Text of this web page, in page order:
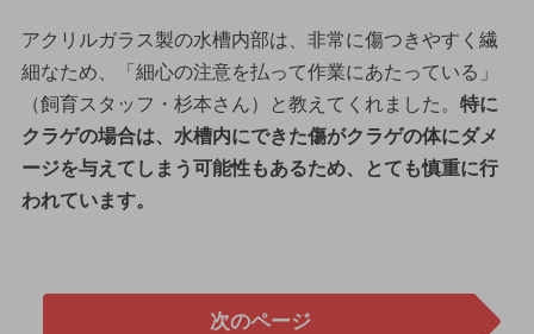
アクリルガラス製の水槽内部は、非常に傷つきやすく繊
細なため、「細心の注意を払って作業にあたっている」
（飼育スタッフ・杉本さん）と教えてくれました。 特に
クラゲの場合は、水槽内にできた傷がクラゲの体にダメ
ージを与えてしまう可能性もあるため、とても慎重に行
われています。
次のページ